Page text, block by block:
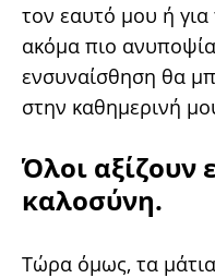
τον εαυτό μου ή
ακόμα πιο
ενσυναίσθηση θα
στην καθημερινή
Όλοι αξίζουν
καλοσύνη.
Τώρα όμως, τα